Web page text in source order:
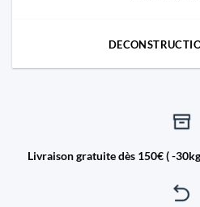
Livraison gratuite dès 150€ ( -